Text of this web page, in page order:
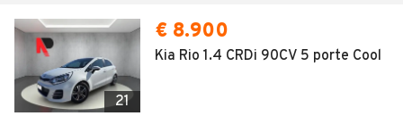
21
€ 8.900
Kia Rio 1.4 CRDi 90CV 5 porte Cool